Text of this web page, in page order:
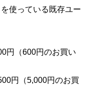
使っている既存ユー
円（600円のお買い
円（5,000円のお買